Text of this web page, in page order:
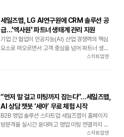
세일즈맵, LG AI연구원에 CRM 솔루션 공
급…'엑사원' 파트너 생태계 관리 지원
기업 간 협업이 인공지능(AI) 산업 경쟁력의 핵심
요소로 떠오르면서 고객 중심을 넘어 파트너 생태계
하는 LG AI연구원에 자사 CRM 솔루션을 공급하
며 파트너 관리 시장 공략에 나섰다.
스타트업엔
“먼저 말 걸고 미팅까지 잡는다”…세일즈맵,
AI 상담 챗봇 ‘세아’ 무료 체험 시작
B2B 영업 솔루션 스타트업 세일즈맵이 홈페이지
방문객을 실시간 응대하고 영업 미팅 연결까지 지원
하는 AI 상담 챗봇 ‘세아(SeA)’ 무료 체험 프로모션
스타트업엔